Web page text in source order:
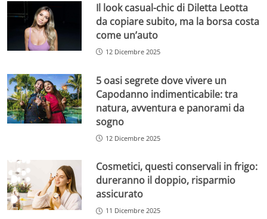
Il look casual-chic di Diletta Leotta
da copiare subito, ma la borsa costa
come un’auto
12 Dicembre 2025
5 oasi segrete dove vivere un
Capodanno indimenticabile: tra
natura, avventura e panorami da
sogno
12 Dicembre 2025
Cosmetici, questi conservali in frigo:
dureranno il doppio, risparmio
assicurato
11 Dicembre 2025